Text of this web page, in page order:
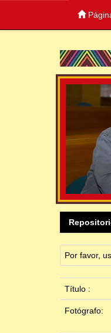
Por favor,
Título :
Fotógrafo: